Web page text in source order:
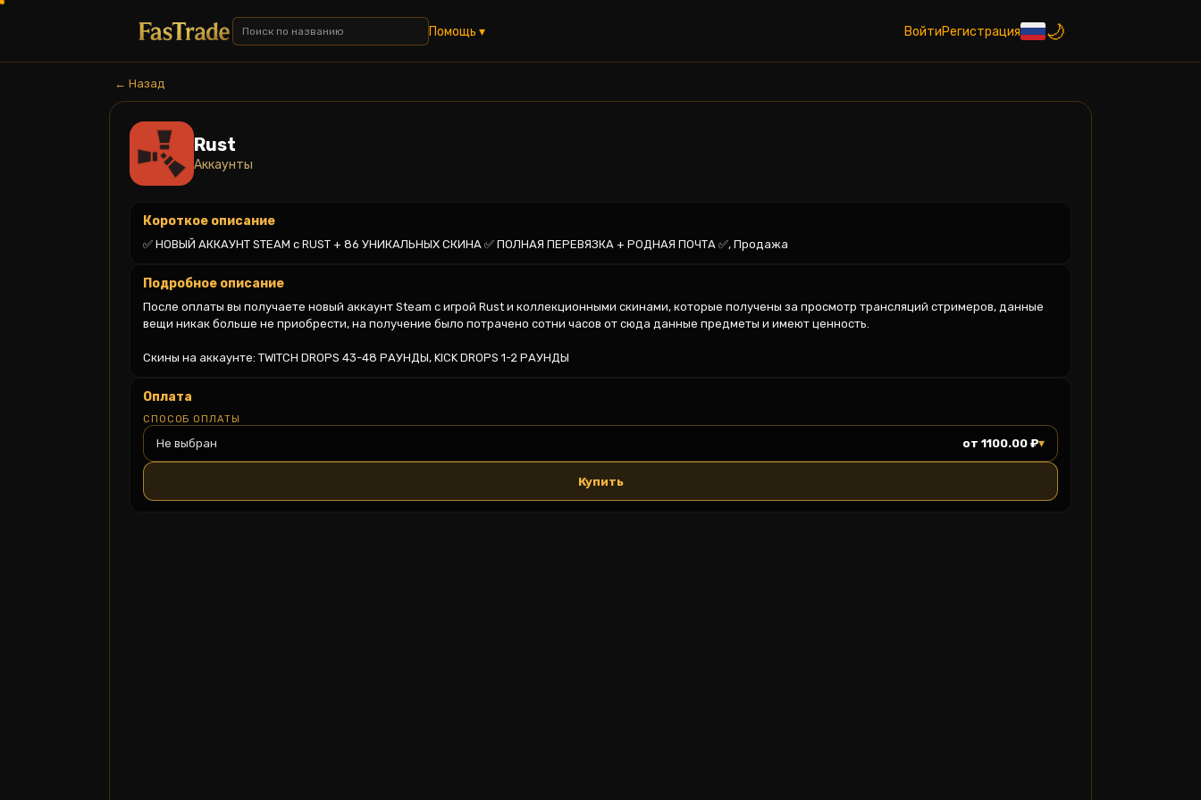
Помощь ▾ ВойтиРегистрация
← Назад
Rust
Аккаунты
Короткое описание
✅ НОВЫЙ АККАУНТ STEAM c RUST + 86 УНИКАЛЬНЫХ СКИНА ✅ ПОЛНАЯ ПЕРЕВЯЗКА + РОДНАЯ ПОЧТА ✅, Продажа
Подробное описание
После оплаты вы получаете новый аккаунт Steam с игрой Rust и коллекционными скинами, которые получены за просмотр трансляций стримеров, данные
вещи никак больше не приобрести, на получение было потрачено сотни часов от сюда данные предметы и имеют ценность.
Скины на аккаунте: TWITCH DROPS 43-48 РАУНДЫ, KICK DROPS 1-2 РАУНДЫ
Оплата
СПОСОБ ОПЛАТЫ
Не выбран от 1100.00 ₽▾
Купить